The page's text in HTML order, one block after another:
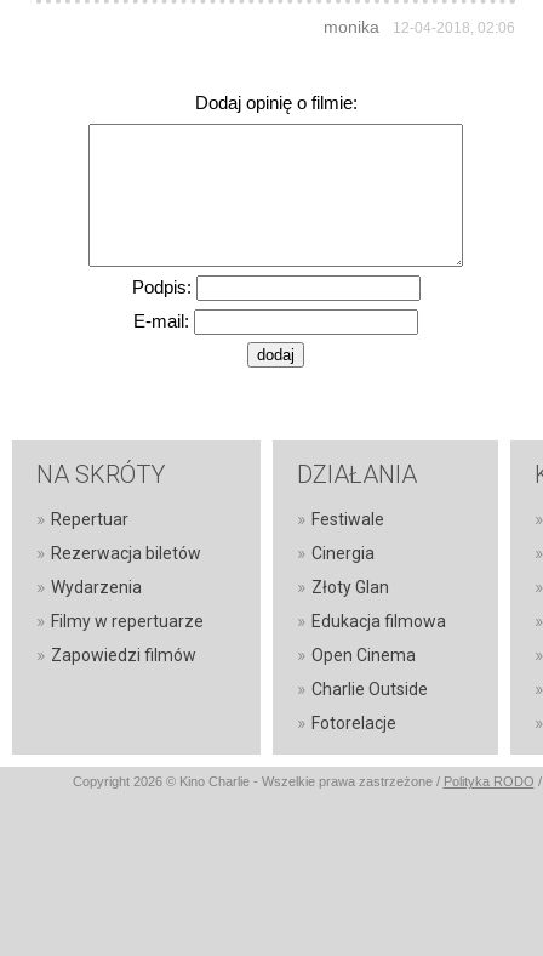
monika 12-04-2018, 02:06
Dodaj opinię o filmie:
Podpis:
E-mail:
NA SKRÓTY
» Repertuar
» Rezerwacja biletów
» Wydarzenia
» Filmy w repertuarze
» Zapowiedzi filmów
DZIAŁANIA
» Festiwale
» Cinergia
» Złoty Glan
» Edukacja filmowa
» Open Cinema
» Charlie Outside
» Fotorelacje
»
»
»
»
»
»
»
Copyright 2026 © Kino Charlie - Wszelkie prawa zastrzeżone / Polityka RODO